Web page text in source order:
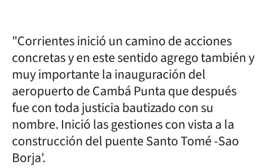
"Corrientes inició un camino de acciones
concretas y en este sentido agrego también y
muy importante la inauguración del
aeropuerto de Cambá Punta que después
fue con toda justicia bautizado con su
nombre. Inició las gestiones con vista a la
construcción del puente Santo Tomé -Sao
Borja'.